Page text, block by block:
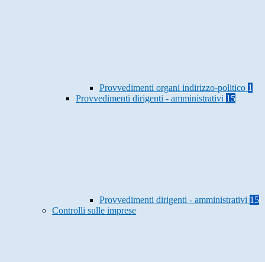
Provvedimenti organi indirizzo-politico 1
Provvedimenti dirigenti - amministrativi 15
Provvedimenti dirigenti - amministrativi 15
Controlli sulle imprese